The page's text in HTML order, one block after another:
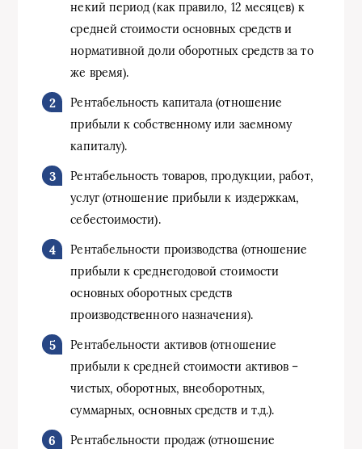
некий период (как правило, 12 месяцев) к
средней стоимости основных средств и
нормативной доли оборотных средств за то
же время).
Рентабельность капитала (отношение
прибыли к собственному или заемному
капиталу).
Рентабельность товаров, продукции, работ,
услуг (отношение прибыли к издержкам,
себестоимости).
Рентабельности производства (отношение
прибыли к среднегодовой стоимости
основных оборотных средств
производственного назначения).
Рентабельности активов (отношение
прибыли к средней стоимости активов –
чистых, оборотных, внеоборотных,
суммарных, основных средств и т.д.).
Рентабельности продаж (отношение